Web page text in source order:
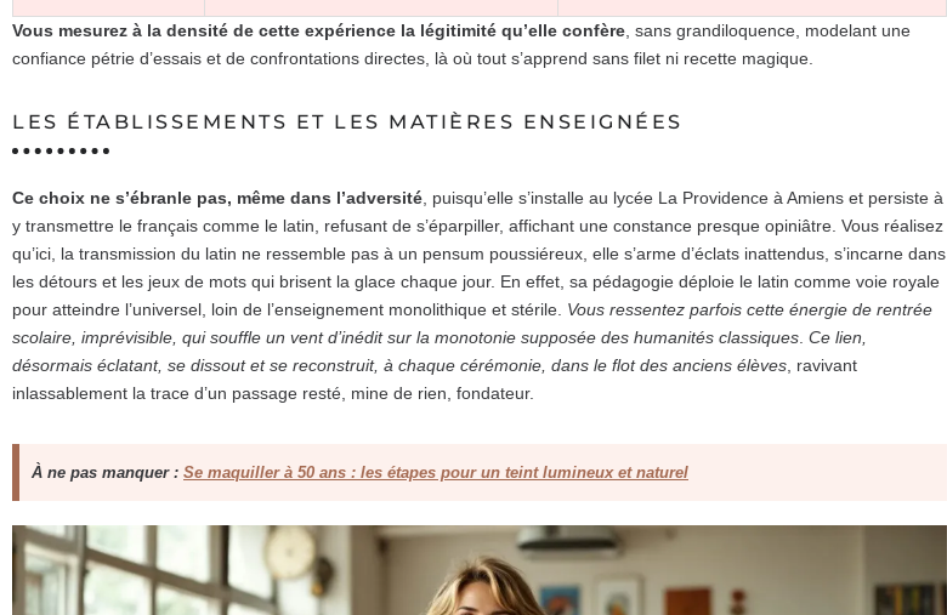
Vous mesurez à la densité de cette expérience la légitimité qu’elle confère , sans grandiloquence, modelant une
confiance pétrie d’essais et de confrontations directes, là où tout s’apprend sans filet ni recette magique.
LES ÉTABLISSEMENTS ET LES MATIÈRES ENSEIGNÉES
Ce choix ne s’ébranle pas, même dans l’adversité , puisqu’elle s’installe au lycée La Providence à Amiens et persiste à
y transmettre le français comme le latin, refusant de s’éparpiller, affichant une constance presque opiniâtre. Vous réalisez
qu’ici, la transmission du latin ne ressemble pas à un pensum poussiéreux, elle s’arme d’éclats inattendus, s’incarne dans
les détours et les jeux de mots qui brisent la glace chaque jour. En effet, sa pédagogie déploie le latin comme voie royale
pour atteindre l’universel, loin de l’enseignement monolithique et stérile. Vous ressentez parfois cette énergie de rentrée
scolaire, imprévisible, qui souffle un vent d’inédit sur la monotonie supposée des humanités classiques Ce lien,
désormais éclatant, se dissout et se reconstruit, à chaque cérémonie, dans le flot des anciens élèves , ravivant
inlassablement la trace d’un passage resté, mine de rien, fondateur.
À ne pas manquer : Se maquiller à 50 ans : les étapes pour un teint lumineux et naturel